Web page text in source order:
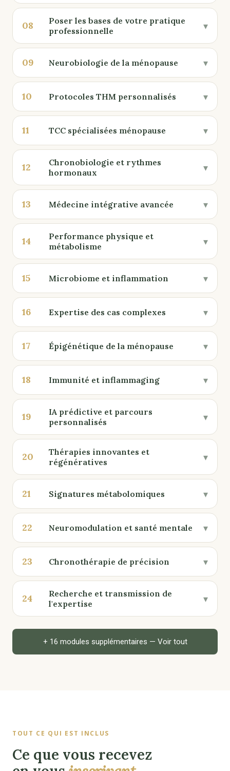
08
Poser les bases de votre pratique
professionnelle
▾
09 Neurobiologie de la ménopause ▾
10 Protocoles THM personnalisés ▾
11 TCC spécialisées ménopause ▾
12
Chronobiologie et rythmes
hormonaux
▾
13 Médecine intégrative avancée ▾
14
Performance physique et
métabolisme
▾
15 Microbiome et inflammation ▾
16 Expertise des cas complexes ▾
17 Épigénétique de la ménopause ▾
18 Immunité et inflammaging ▾
19
IA prédictive et parcours
personnalisés
▾
20
Thérapies innovantes et
régénératives
▾
21 Signatures métabolomiques ▾
22 Neuromodulation et santé mentale ▾
23 Chronothérapie de précision ▾
24
Recherche et transmission de
l'expertise
▾
+ 16 modules supplémentaires — Voir tout
TOUT CE QUI EST INCLUS
Ce que vous recevez